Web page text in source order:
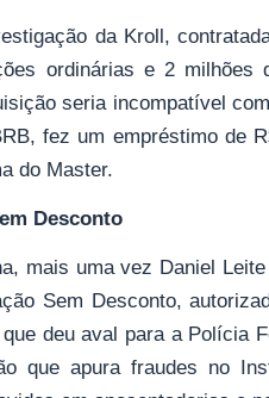
da Kroll,
ordinárias e 2
seria incompatível
fez um empréstimo de
do Master.
Desconto
mais uma vez Daniel
Sem Desconto,
deu aval para a Polícia
que apura fraudes no